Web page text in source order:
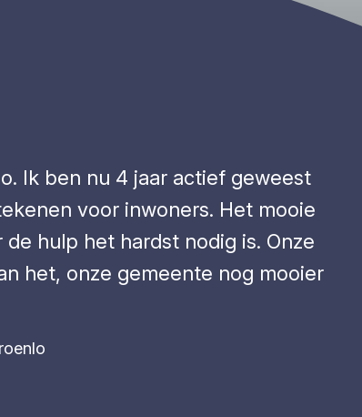
Ik ben nu 4 jaar actief geweest
voor inwoners. Het mooie
hulp het hardst nodig is. Onze
het, onze gemeente nog mooier